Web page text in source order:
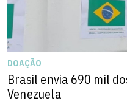
DOAÇÃO
Brasil envia 690 mil
Venezuela